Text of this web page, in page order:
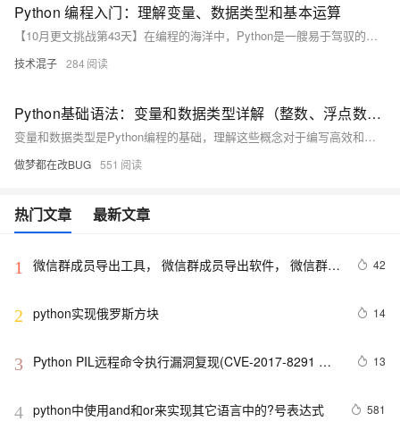
Python 编程入门：理解变量、数据类型和基本运算
【10月更文挑战第43天】在编程的海洋中，Python是一艘易于驾驭的小船。本文将带你启航，探索Python编程的基础：变量的声明与使用、丰富的数据类型以及如何通过基本运算符来操作它们。我们将从浅显易懂的例子出发，逐步深入到代码示例，确保即使是零基础的读者也能跟上步伐。准备好了吗？让我们开始吧！
技术混子 284
Python基础语法：变量和数据类型详解（整数、浮点数、字符串、布尔值）
变量和数据类型是Python编程的基础，理解这些概念对于编写高效和正确的代码至关重要。通过本文的介绍，希望你能对Python中的变量和常用数据类型有一个清晰的认识，并能够在实际编程中灵活运用这些知识。
做梦都在改BUG 551
热门文章 最新文章
1
微信群成员导出工具， 微信群成员导出软件， 微信群管
42
2 python实现俄罗斯方块 14
3
Python PIL远程命令执行漏洞复现(CVE-2017-8291
13
4 python中使用and和or来实现其它语言中的?号表达式 581